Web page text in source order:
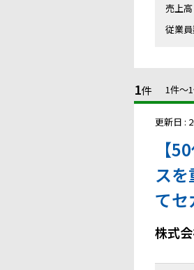
売上高
従業員
1件 1件〜
更新日 :
【
ス
てセ
株式